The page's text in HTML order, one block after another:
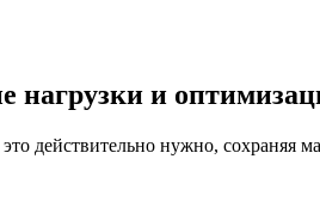
нагрузки и
действительно нужно, сохраняя